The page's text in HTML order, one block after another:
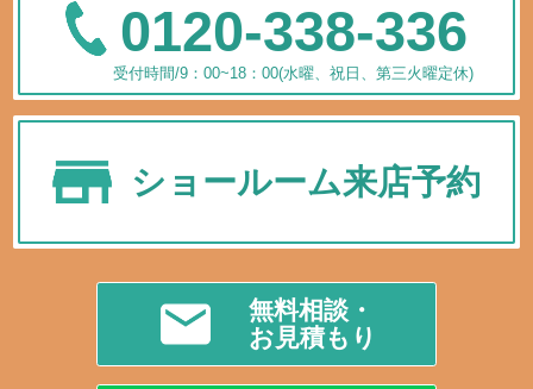
0120-338-336
受付時間/9：00~18：00(水曜、祝日、第三火曜定休)
ショールーム来店予約
無料相談・
お見積もり